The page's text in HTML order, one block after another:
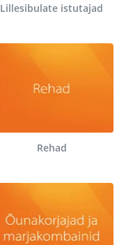
Lillesibulate istutajad
Rehad